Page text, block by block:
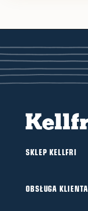
SKLEP KELLFRI
Dostawa
OBSŁUGA KLIENTA